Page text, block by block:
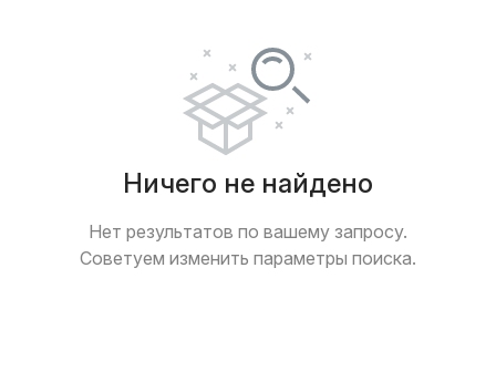
Ничего не найдено
Нет результатов по вашему запросу.
Советуем изменить параметры поиска.